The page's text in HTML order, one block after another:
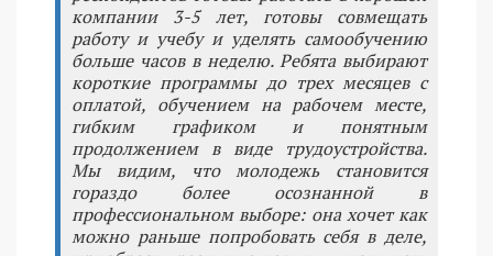
компании 3-5 лет, готовы совмещать
работу и учебу и уделять самообучению
больше часов в неделю. Ребята выбирают
короткие программы до трех месяцев с
оплатой, обучением на рабочем месте,
гибким графиком и понятным
продолжением в виде трудоустройства.
Мы видим, что молодежь становится
гораздо более осознанной в
профессиональном выборе: она хочет как
можно раньше попробовать себя в деле,